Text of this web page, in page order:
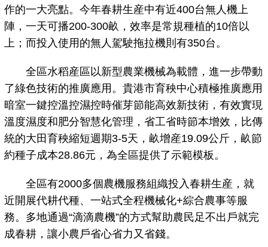
作的一大亮點。今年春耕生産中有近400台無人機上
陣，一天可播200-300畝，效率是常規種植的10倍以
上；而投入使用的無人駕駛拖拉機則有350台。
全區水稻産區以新型農業機械為載體，進一步帶動
了綠色技術的推廣應用。貴港市育秧中心積極推廣應用
暗室一鍵控溫控濕控時催芽節能高效新技術，有效實現
溫度濕度和肥分智慧化管理，省工省時節本增效，比傳
統的大田育秧縮短週期3-5天，畝增産19.09公斤，畝節
約種子成本28.86元，為全區提供了示範模板。
全區有2000多個農機服務組織投入春耕生産，就
近開展代耕代種、一站式全程機械化+綜合農事等服
務。多地通過“滴滴農機”的方式幫助農民足不出戶就完
成春耕，讓小農戶省心省力又省錢。